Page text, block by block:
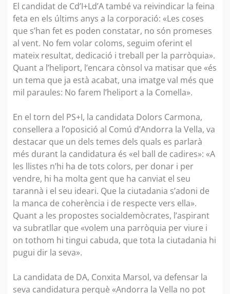
El candidat de Cd’I+Ld’A també va reivindicar la feina
feta en els últims anys a la corporació: «Les coses
que s’han fet es poden constatar, no són promeses
al vent. No fem volar coloms, seguim oferint el
mateix resultat, dedicació i treball per la parròquia».
Quant a l’heliport, l’encara cònsol va matisar que «és
un tema que ja està acabat, una imatge val més que
mil paraules: No farem l’heliport a la Comella».
En el torn del PS+I, la candidata Dolors Carmona,
consellera a l’oposició al Comú d’Andorra la Vella, va
destacar que un dels temes dels quals es parlarà
més durant la candidatura és «el ball de cadires»: «A
les llistes n’hi ha de tots colors, per donar i per
vendre, hi ha molta gent que ha canviat el seu
tarannà i el seu ideari. Que la ciutadania s’adoni de
la manca de coherència i de respecte vers ella».
Quant a les propostes socialdemòcrates, l’aspirant
va subratllar que «volem una parròquia per viure i
on tothom hi tingui cabuda, que tota la ciutadania hi
pugui dir la seva».
La candidata de DA, Conxita Marsol, va defensar la
seva candidatura perquè «Andorra la Vella no pot